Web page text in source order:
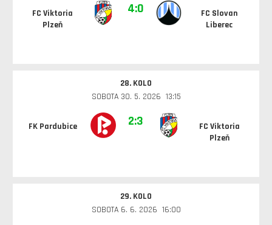
FC Viktoria
Plzeň
4:0
FC Slovan
Liberec
28. KOLO
SOBOTA 30. 5. 2026 13:15
FK Pardubice 2:3
FC Viktoria
Plzeň
29. KOLO
SOBOTA 6. 6. 2026 16:00